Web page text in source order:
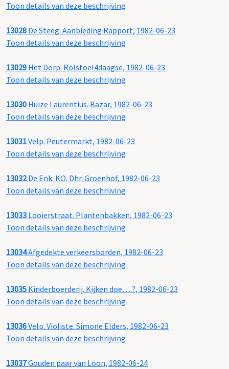
Toon details van deze beschrijving
13028 De Steeg. Aanbieding Rapport, 1982-06-23
Toon details van deze beschrijving
13029 Het Dorp. Rolstoel4daagse, 1982-06-23
Toon details van deze beschrijving
13030 Huize Laurentius. Bazar, 1982-06-23
Toon details van deze beschrijving
13031Velp. Peutermarkt, 1982-06-23
Toon details van deze beschrijving
13032De Enk. KO. Dhr. Groenhof, 1982-06-23
Toon details van deze beschrijving
13033 Looierstraat. Plantenbakken, 1982-06-23
Toon details van deze beschrijving
13034Afgedekte verkeersborden, 1982-06-23
Toon details van deze beschrijving
13035 Kinderboerderij. Kijken doe….?, 1982-06-23
Toon details van deze beschrijving
13036Velp. Violiste. Simone Elders, 1982-06-23
Toon details van deze beschrijving
13037Gouden paar van Loon, 1982-06-24